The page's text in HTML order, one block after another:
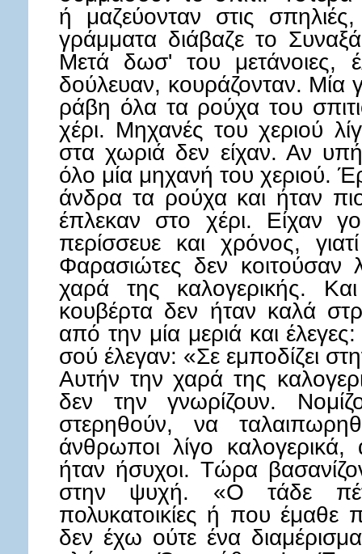
ή μαζεύονταν στις
γράμματα διάβαζε το
Μετά δωσ' του μετάνοιες,
δούλευαν, κουράζονταν. Μία
ράβη όλα τα ρούχα του
χέρι. Μηχανές του χεριού
στα χωριά δεν είχαν. Αν
όλο μία μηχανή του χεριού.
άνδρα τα ρούχα και ήταν
έπλεκαν στο χέρι. Είχαν
περίσσευε και χρόνος,
Φαρασιώτες δεν κοιτούσαν
χαρά της καλογερικής.
κουβέρτα δεν ήταν καλά
από την μία μεριά και
σού έλεγαν: «Σε εμποδίζει
Αυτήν την χαρά της
δεν την γνωρίζουν.
στερηθούν, να
άνθρωποι λίγο
ήταν ήσυχοι. Τώρα
στην ψυχή. «Ο τάδε
πολυκατοικίες ή που
δεν έχω ούτε ένα